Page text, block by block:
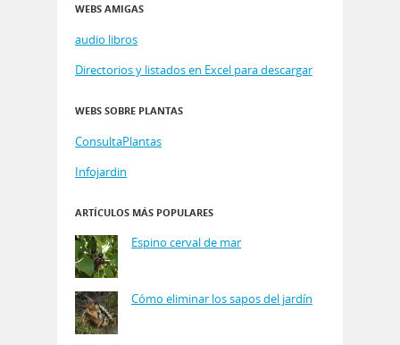
WEBS AMIGAS
audio libros
Directorios y listados en Excel para descargar
WEBS SOBRE PLANTAS
ConsultaPlantas
Infojardin
ARTÍCULOS MÁS POPULARES
Espino cerval de mar
Cómo eliminar los sapos del jardín